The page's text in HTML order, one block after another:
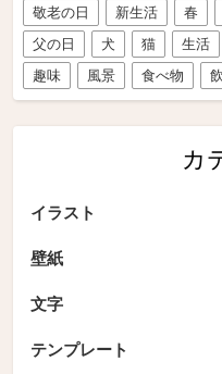
敬老の日
新生活 春
父の日
犬 猫 生活
趣味
風景 食べ物
カ
イラスト
壁紙
文字
テンプレート